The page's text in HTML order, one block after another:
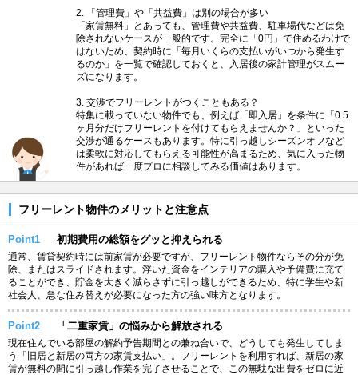
2. 「管理費」や「共益費」は別の場合が多い
「家賃無料」とあっても、管理費や共益費、駐車場代などは免
除されないケースが一般的です。完全に「0円」で住めるわけで
はないため、契約時に「毎月いくらの支払いがいつから発生す
るのか」を一覧で確認しておくと、入居後の家計管理がスムー
ズになります。
3. 交渉でフリーレントがつくこともある？
特集に載っていない物件でも、例えば「即入居」を条件に「0.5
ヶ月分だけフリーレントを付けてもらえませんか？」といった
交渉が通るケースもあります。特に引っ越しシーズンオフなど
は柔軟に対応してもらえる可能性が高まるため、気に入った物
件があれば一度プロに相談してみる価値はあります。
フリーレント物件のメリットと注意点
Point1 初期費用の総額をグッと抑えられる
通常、賃貸契約時には前家賃が必要ですが、フリーレント物件ならその分が免
除、またはスライドされます。浮いた資金をインテリアの購入や予備費に充て
ることができ、貯金を大きく減らさずに引っ越しができるため、特に学生や新
社会人、急な住み替えが必要になった方の強い味方となります。
Point2 「二重家賃」の悩みから解放される
現在住んでいる部屋の解約予告期間との兼ね合いで、どうしても発生してしま
う「旧居と新居の両方の家賃支払い」。フリーレントを利用すれば、新居の家
賃が無料の間に引っ越し作業を完了させることで、この無駄な出費をゼロに近